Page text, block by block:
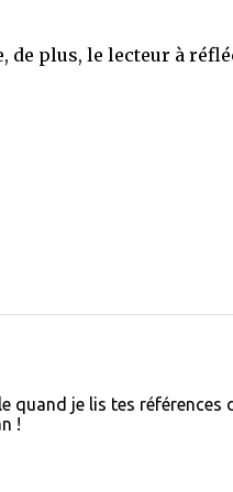
de plus, le lecteur à
quand je lis tes références
!